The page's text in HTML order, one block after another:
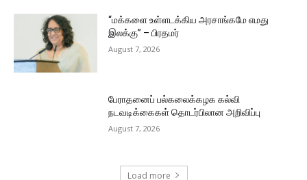
“மக்களை உள்ளடக்கிய அரசாங்கமே எமது
இலக்கு” – பிரதமர்
August 7, 2026
பேராதனைப் பல்கலைக்கழக கல்வி
நடவடிக்கைகள் தொடர்பிலான அறிவிப்பு
August 7, 2026
Load more